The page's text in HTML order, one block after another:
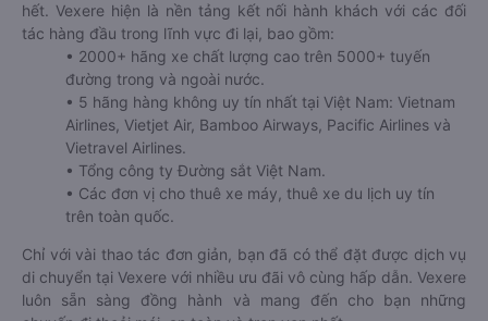
hết. Vexere hiện là nền tảng kết nối hành khách với các đối
tác hàng đầu trong lĩnh vực đi lại, bao gồm:
• 2000+ hãng xe chất lượng cao trên 5000+ tuyến
đường trong và ngoài nước.
• 5 hãng hàng không uy tín nhất tại Việt Nam: Vietnam
Airlines, Vietjet Air, Bamboo Airways, Pacific Airlines và
Vietravel Airlines.
• Tổng công ty Đường sắt Việt Nam.
• Các đơn vị cho thuê xe máy, thuê xe du lịch uy tín
trên toàn quốc.
Chỉ với vài thao tác đơn giản, bạn đã có thể đặt được dịch vụ
di chuyển tại Vexere với nhiều ưu đãi vô cùng hấp dẫn. Vexere
luôn sẵn sàng đồng hành và mang đến cho bạn những